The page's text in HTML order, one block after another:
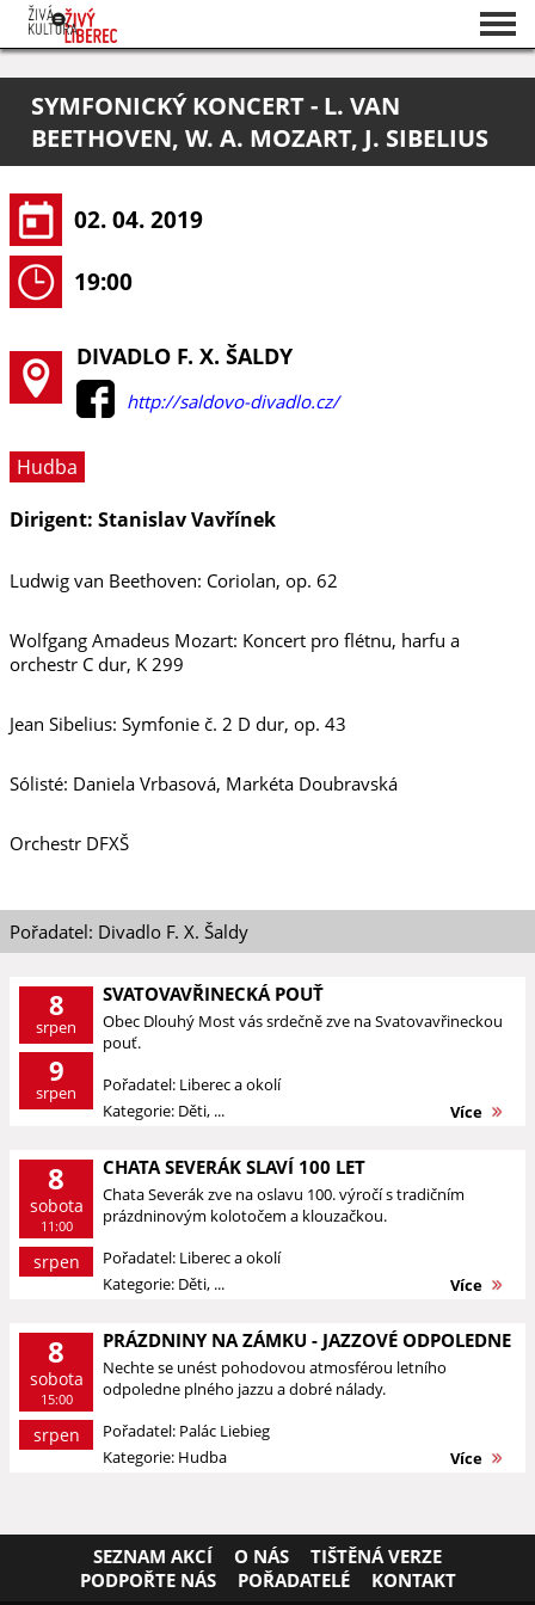
O projektu
Pořadatelé
SYMFONICKÝ KONCERT - L. VAN
BEETHOVEN, W. A. MOZART, J. SIBELIUS
02. 04. 2019
19:00
DIVADLO F. X. ŠALDY
http://saldovo-divadlo.cz/
Hudba
Dirigent: Stanislav Vavřínek
Ludwig van Beethoven: Coriolan, op. 62
Wolfgang Amadeus Mozart: Koncert pro flétnu, harfu a
orchestr C dur, K 299
Jean Sibelius: Symfonie č. 2 D dur, op. 43
Sólisté: Daniela Vrbasová, Markéta Doubravská
Orchestr DFXŠ
Pořadatel: Divadlo F. X. Šaldy
8
srpen
9
srpen
SVATOVAVŘINECKÁ POUŤ
Obec Dlouhý Most vás srdečně zve na Svatovavřineckou
pouť.
Pořadatel: Liberec a okolí
Kategorie: Děti, ...
Více
8
sobota
11:00
srpen
CHATA SEVERÁK SLAVÍ 100 LET
Chata Severák zve na oslavu 100. výročí s tradičním
prázdninovým kolotočem a klouzačkou.
Pořadatel: Liberec a okolí
Kategorie: Děti, ...
Více
8
sobota
15:00
srpen
PRÁZDNINY NA ZÁMKU - JAZZOVÉ ODPOLEDNE
Nechte se unést pohodovou atmosférou letního
odpoledne plného jazzu a dobré nálady.
Pořadatel: Palác Liebieg
Kategorie: Hudba
Více
SEZNAM AKCÍ O NÁS
TIŠTĚNÁ VERZE
PODPOŘTE NÁS
POŘADATELÉ KONTAKT